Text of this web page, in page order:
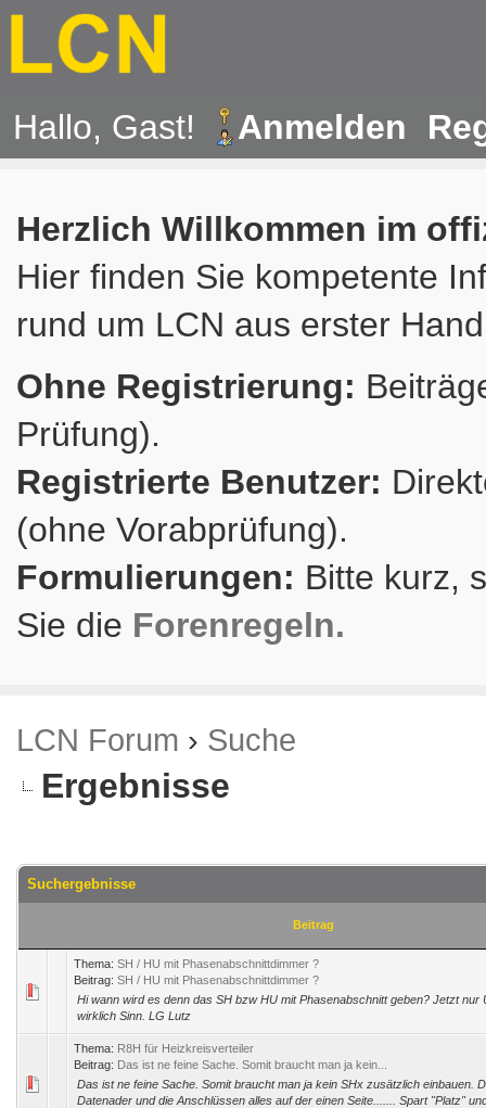
Hallo, Gast! Anmelden
Herzlich Willkommen im
Hier finden Sie kompetente
rund um LCN aus erster
Ohne Registrierung:
Prüfung).
Registrierte Benutzer:
(ohne Vorabprüfung).
Formulierungen: Bitte kurz,
Sie die Forenregeln.
LCN Forum › Suche
Ergebnisse
Suchergebnisse
Beitrag
Thema: SH / HU mit Phasenabschnittdimmer ?
Beitrag: SH / HU mit Phasenabschnittdimmer ?
Hi wann wird es denn das SH bzw HU mit Phasenabschnitt geben? Jetzt nur
wirklich Sinn. LG Lutz
Thema: R8H für Heizkreisverteiler
Beitrag: Das ist ne feine Sache. Somit braucht man ja kein...
Das ist ne feine Sache. Somit braucht man ja kein SHx zusätzlich einbauen.
Datenader und die Anschlüssen alles auf der einen Seite....... Spart "Platz"